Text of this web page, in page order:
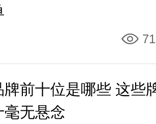
牌前十位是哪些 这些
无悬念